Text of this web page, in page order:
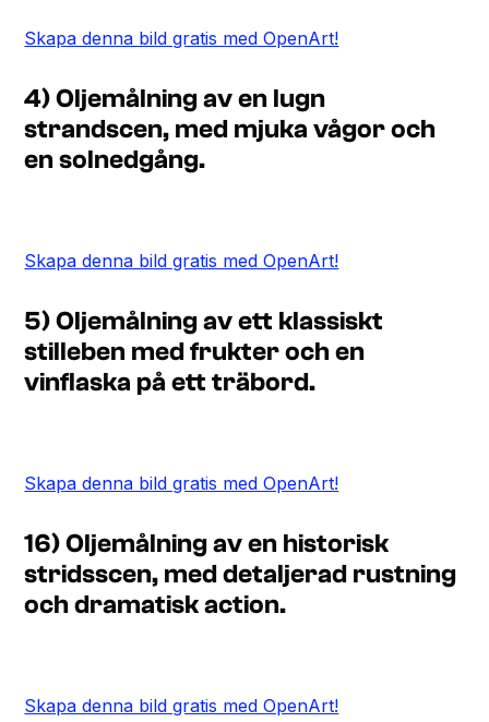
Skapa denna bild gratis med OpenArt!
4) Oljemålning av en lugn
strandscen, med mjuka vågor och
en solnedgång.
Skapa denna bild gratis med OpenArt!
5) Oljemålning av ett klassiskt
stilleben med frukter och en
vinflaska på ett träbord.
Skapa denna bild gratis med OpenArt!
16) Oljemålning av en historisk
stridsscen, med detaljerad rustning
och dramatisk action.
Skapa denna bild gratis med OpenArt!